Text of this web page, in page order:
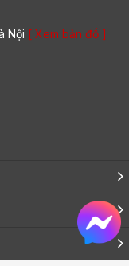
Nội [ Xem bản đồ ]